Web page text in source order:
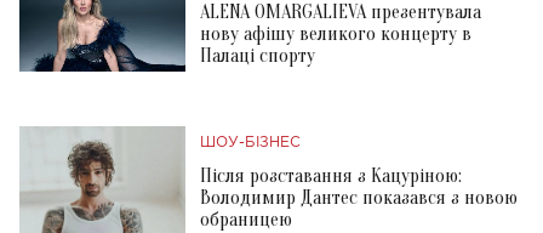
ALENA OMARGALIEVA презентувала
нову афішу великого концерту в
Палаці спорту
ШОУ-БІЗНЕС
Після розставання з Кацуріною:
Володимир Дантес показався з новою
обраницею